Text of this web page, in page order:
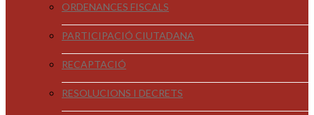
ORDENANCES FISCALS
PARTICIPACIÓ CIUTADANA
RECAPTACIÓ
RESOLUCIONS I DECRETS